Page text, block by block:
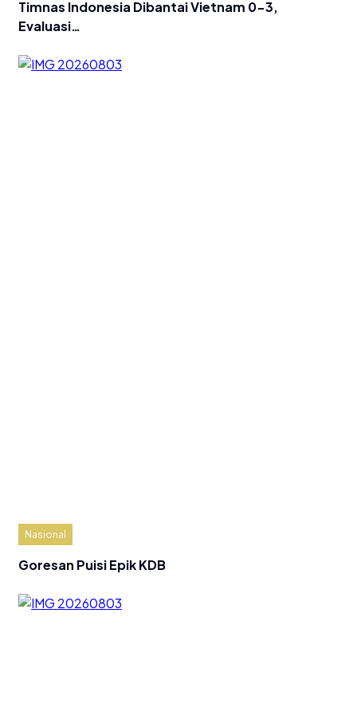
Timnas Indonesia Dibantai Vietnam 0-3,
Evaluasi…
Nasional
Goresan Puisi Epik KDB